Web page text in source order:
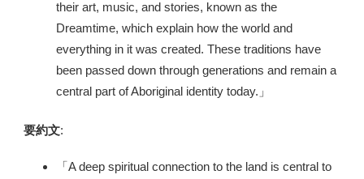
their art, music, and stories, known as the
Dreamtime, which explain how the world and
everything in it was created. These traditions have
been passed down through generations and remain a
central part of Aboriginal identity today.」
要約文:
「A deep spiritual connection to the land is central to